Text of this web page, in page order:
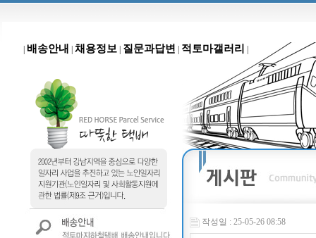
배송안내 채용정보 질문과답변 적토마갤러리
작성일 : 25-05-26 08:58